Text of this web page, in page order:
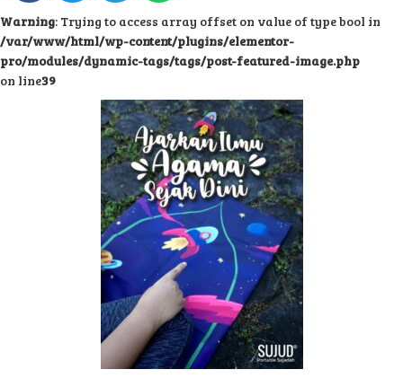
Warning: Trying to access array offset on value of type bool in
/var/www/html/wp-content/plugins/elementor-
pro/modules/dynamic-tags/tags/post-featured-image.php
on line39